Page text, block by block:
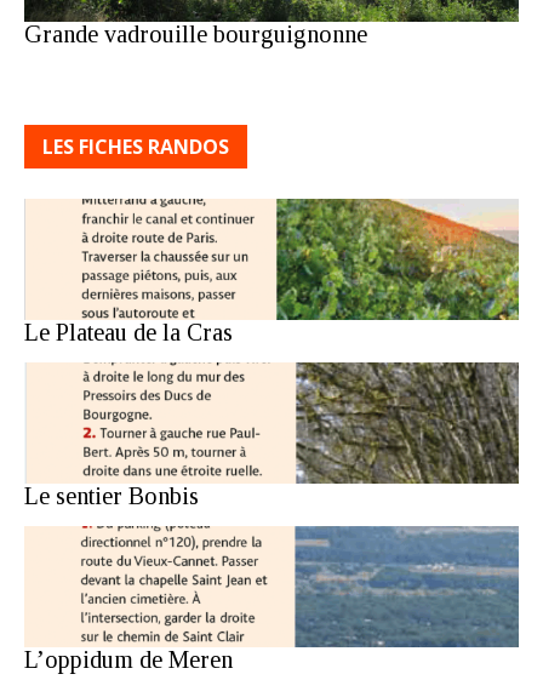
Grande vadrouille bourguignonne
LES FICHES RANDOS
Le Plateau de la Cras
Le sentier Bonbis
L’oppidum de Meren